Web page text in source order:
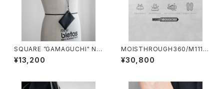
SQUARE ”GAMAGUCHI" NE
CK STRAP/3048#1/スクエア
がま口 ネックストラップ
¥13,200
MOISTHROUGH360/M1111
M#1/特許取得・通気防水システ
ム採用”モイスルー360''全天候
¥30,800